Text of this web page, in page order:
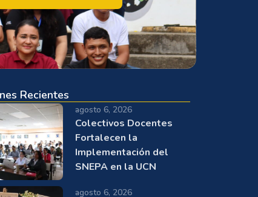
Recientes
agosto 6, 2026
Colectivos Docentes
Fortalecen la
Implementación del
SNEPA en la UCN
agosto 6, 2026